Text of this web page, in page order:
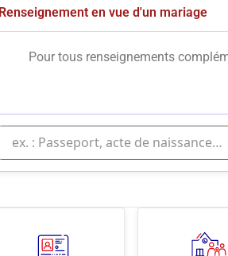
Renseignement en vue d'un mariage
Pour tous renseignements